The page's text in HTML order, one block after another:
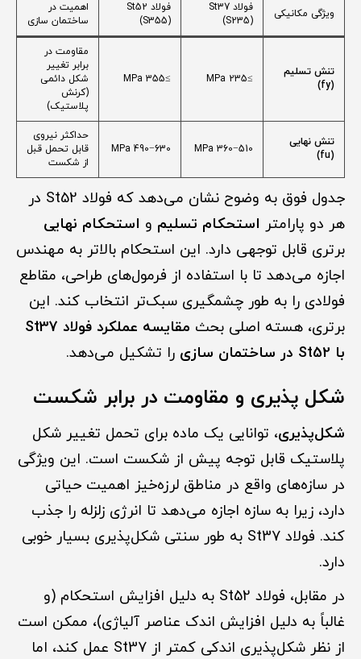
ویژگی مکانیکی
فولاد St37
(S235)
فولاد St52
(S355)
اهمیت در
ساختمان سازی
تنش تسلیم
(fy​)
≥235 MPa
≥355 MPa
مقاومت در
برابر تغییر
شکل دائمی
(کرنش
پلاستیک)
تنش نهایی
(fu​)
360−510 MPa
490−630 MPa
حداکثر نیروی
قابل تحمل قبل
از شکست
جدول فوق به وضوح نشان می‌دهد که فولاد St52 در
هر دو پارامتر استحکام تسلیم و استحکام نهایی
برتری قابل توجهی دارد. این استحکام بالاتر به مهندس
اجازه می‌دهد تا با استفاده از فرمول‌های طراحی، مقاطع
فولادی را به طور چشمگیری سبک‌تر انتخاب کند. این
برتری، هسته اصلی بحث
مقایسه عملکرد فولاد St37
با St52 در ساختمان سازی
را تشکیل می‌دهد.
شکل پذیری و مقاومت در برابر شکست
شکل‌پذیری، توانایی یک ماده برای تحمل تغییر شکل
پلاستیک قابل توجه پیش از شکست است. این ویژگی
در سازه‌های واقع در مناطق لرزه‌خیز اهمیت حیاتی
دارد، زیرا به سازه اجازه می‌دهد تا انرژی زلزله را جذب
کند. فولاد St37 به طور سنتی شکل‌پذیری بسیار خوبی
دارد.
در مقابل، فولاد St52 به دلیل افزایش استحکام (و
غالباً به دلیل افزایش اندک عناصر آلیاژی)، ممکن است
از نظر شکل‌پذیری اندکی کمتر از St37 عمل کند، اما